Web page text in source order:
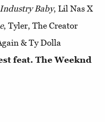
Industry Baby, Lil Nas X
, Tyler, The Creator
& Ty Dolla
feat. The Weeknd